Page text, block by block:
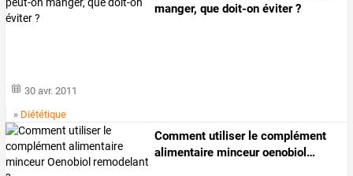
manger, que doit-on éviter ?
30 avr. 2011
» Diététique
Comment utiliserle complément
alimentaire minceuroenobiol …